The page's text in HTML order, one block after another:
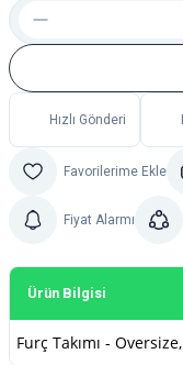
Hızlı Gönderi
Fiyat Alarmı
Ürün Bilgisi
Furç Takımı -